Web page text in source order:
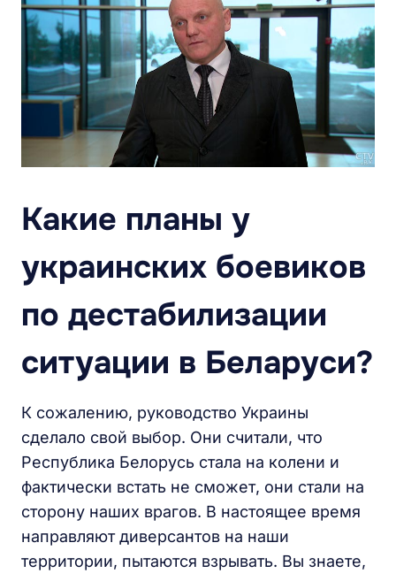
Какие планы у
украинских боевиков
по дестабилизации
ситуации в Беларуси?
К сожалению, руководство Украины
сделало свой выбор. Они считали, что
Республика Белорусь стала на колени и
фактически встать не сможет, они стали на
сторону наших врагов. В настоящее время
направляют диверсантов на наши
территории, пытаются взрывать. Вы знаете,